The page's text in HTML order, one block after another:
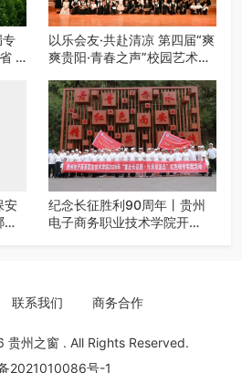
5
以乐会友·共赴清凉 第四届“爽
爽贵阳·青春之声”校园艺术交
安
纪念长征胜利90周年丨贵州
电子商务职业技术学院开
联系我们 商务合作
贵州之窗 . All Rights Reserved.
2021010086号-1